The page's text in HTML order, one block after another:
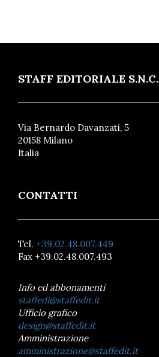
STAFF EDITORIALE S.N.C.
Via Bernardo Davanzati, 5
20158 Milano
Italia
CONTATTI
Tel. +39.02.48.007.449
Fax +39.02.48.007.493
Info ed abbonamenti
staffedi@staffedit.it
Ufficio grafico
design@staffedit.it
Amministrazione
amministrazione@staffedit.it